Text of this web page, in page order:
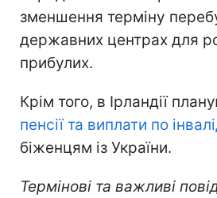
зменшення терміну
державних центрах для
прибулих.
Крім того, в Ірландії
пенсії та виплати по
біженцям із України.
Термінові та важливі